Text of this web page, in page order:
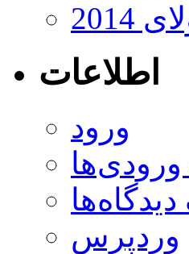
2014
اطلاعات
ورود
وردپرس